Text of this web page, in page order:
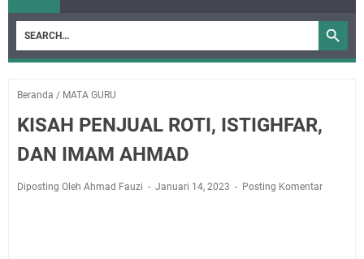
Beranda / MATA GURU
KISAH PENJUAL ROTI, ISTIGHFAR,
DAN IMAM AHMAD
Diposting Oleh Ahmad Fauzi Januari 14, 2023 Posting Komentar